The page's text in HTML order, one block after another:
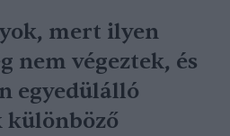
mert ilyen
nem végeztek, és
egyedülálló
különböző